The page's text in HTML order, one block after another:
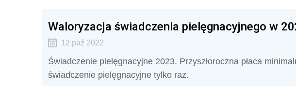
Waloryzacja świadczenia pielęgnacyjnego w
12 paź 2022
Świadczenie pielęgnacyjne 2023. Przyszłoroczna płaca
świadczenie pielęgnacyjne tylko raz.